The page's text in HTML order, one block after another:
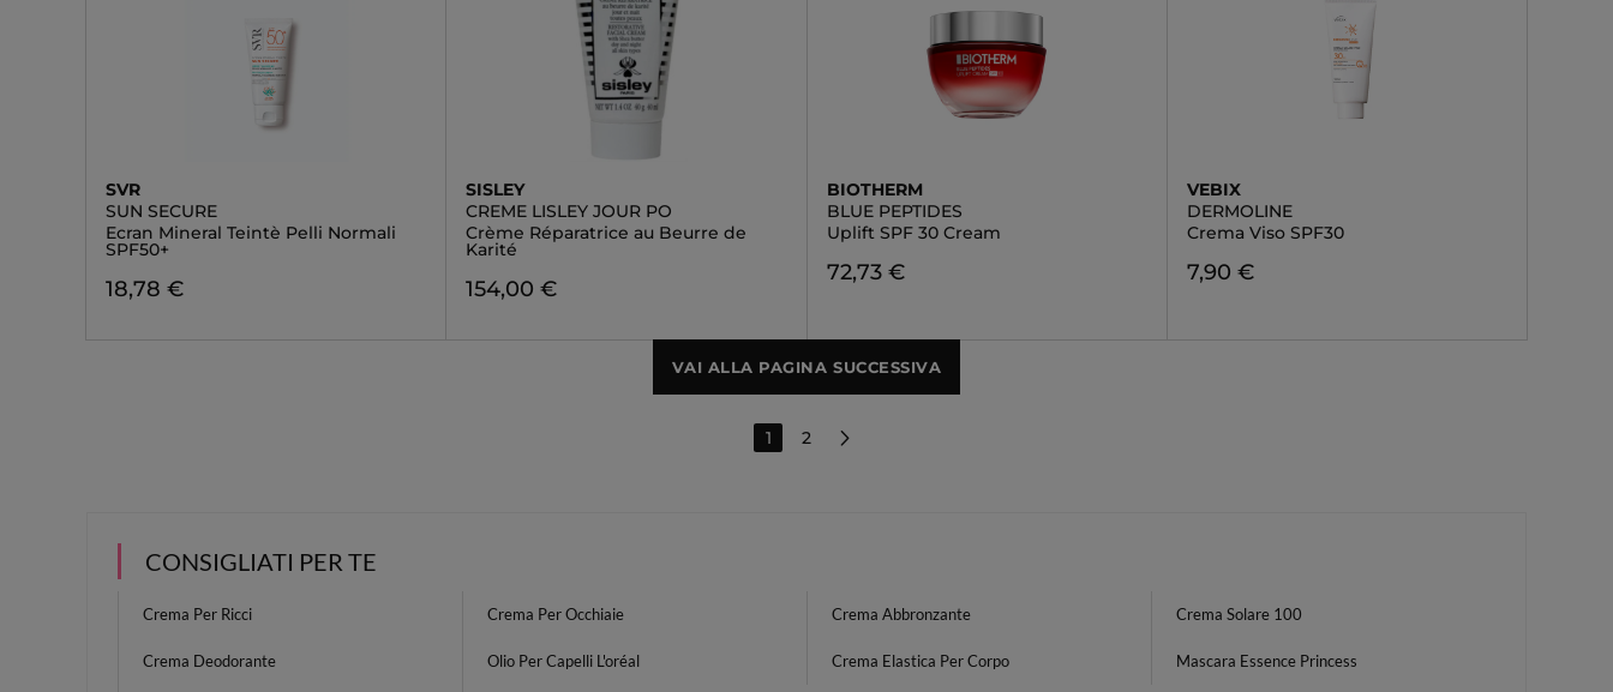
SVR
SUN SECURE
Ecran Mineral Teintè Pelli Normali
SPF50+
18,78 €
SISLEY
CREME LISLEY JOUR PO
Crème Réparatrice au Beurre de
Karité
154,00 €
BIOTHERM
BLUE PEPTIDES
Uplift SPF 30 Cream
72,73 €
VEBIX
DERMOLINE
Crema Viso SPF30
7,90 €
VAI ALLA PAGINA SUCCESSIVA
1 2
CONSIGLIATI PER TE
Crema Per Ricci Crema Per Occhiaie Crema Abbronzante Crema Solare 100
Crema Deodorante Olio Per Capelli L'oréal Crema Elastica Per Corpo Mascara Essence Princess